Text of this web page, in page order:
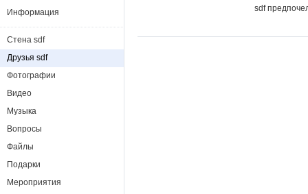
sdf
Информация
Стена sdf
Друзья sdf
Фотографии
Видео
Музыка
Вопросы
Файлы
Подарки
Мероприятия